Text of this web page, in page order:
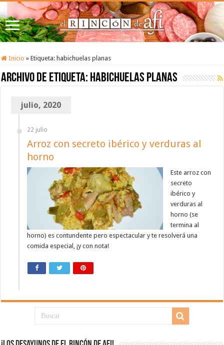
Inicio » Etiqueta: habichuelas planas
Archivo de etiqueta: habichuelas planas
julio, 2020
22 julio
Arroz con secreto ibérico y verduras al
horno
Este arroz con
secreto
ibérico y
verduras al
horno (se
termina al
horno) es contundente pero espectacular y te resolverá una
comida especial, ¡y con nota!